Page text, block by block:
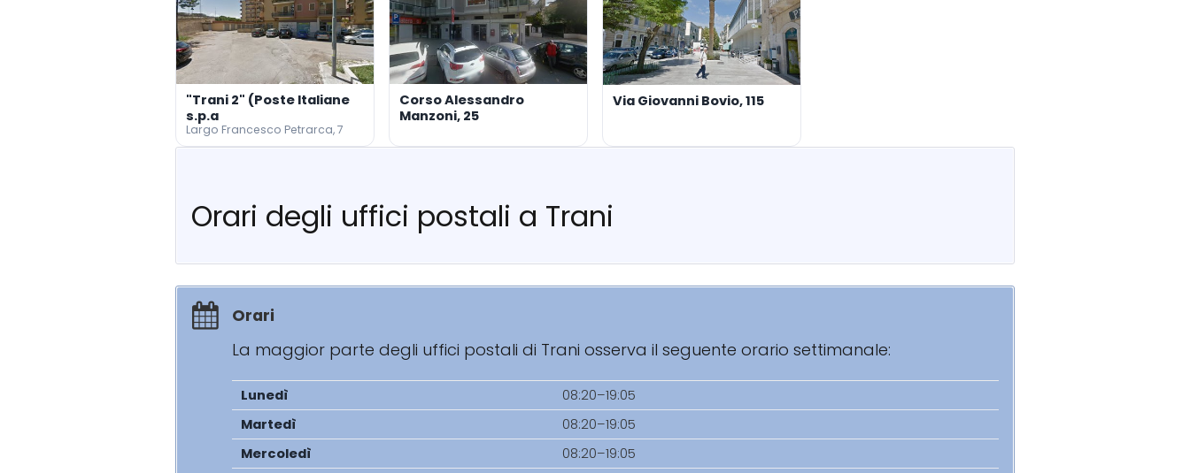
"Trani 2" (Poste Italiane
s.p.a
Largo Francesco Petrarca, 7
Corso Alessandro
Manzoni, 25
Via Giovanni Bovio, 115
Orari degli uffici postali a Trani
Orari
La maggior parte degli uffici postali di Trani osserva il seguente orario settimanale:
Lunedì
08:20–19:05
Martedì
08:20–19:05
Mercoledì
08:20–19:05